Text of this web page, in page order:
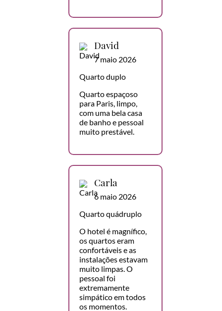
David
7 maio 2026
Quarto duplo
Quarto espaçoso
para Paris, limpo,
com uma bela casa
de banho e pessoal
muito prestável.
Carla
6 maio 2026
Quarto quádruplo
O hotel é magnífico,
os quartos eram
confortáveis e as
instalações estavam
muito limpas. O
pessoal foi
extremamente
simpático em todos
os momentos.